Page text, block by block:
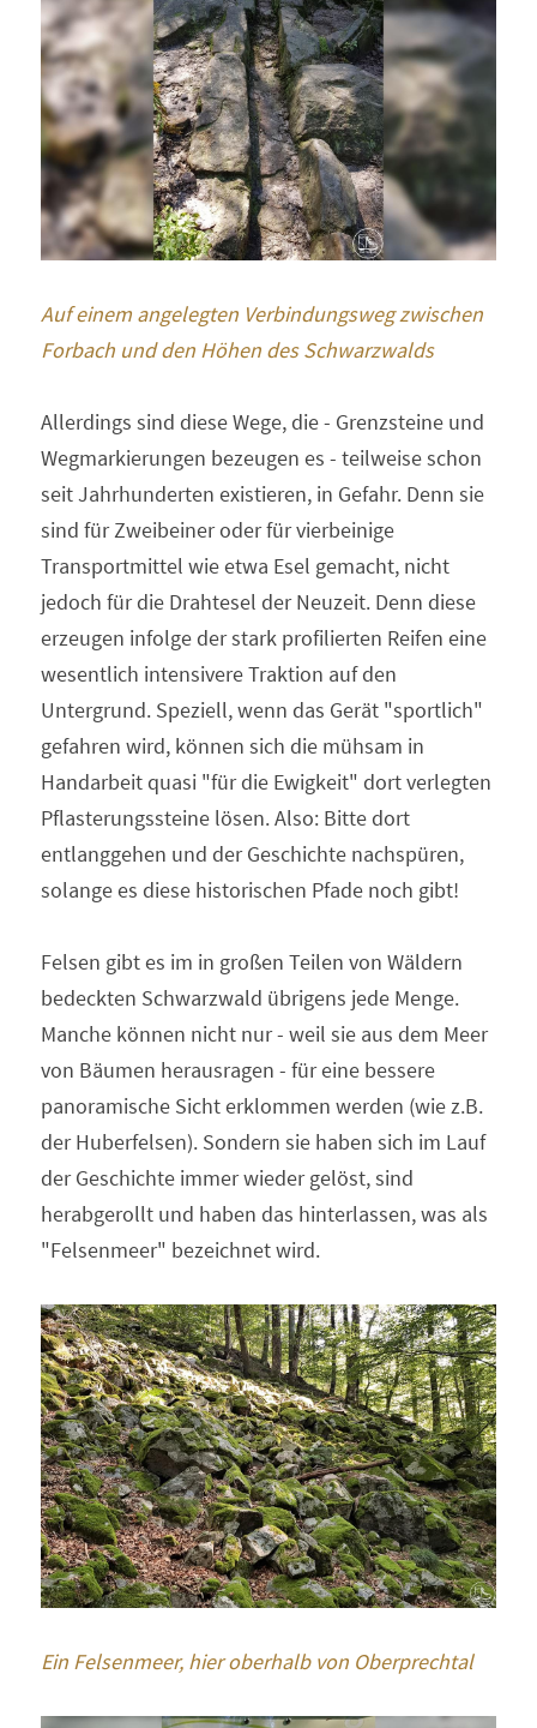
Auf einem angelegten Verbindungsweg zwischen
Forbach und den Höhen des Schwarzwalds
Allerdings sind diese Wege, die - Grenzsteine und
Wegmarkierungen bezeugen es - teilweise schon
seit Jahrhunderten existieren, in Gefahr. Denn sie
sind für Zweibeiner oder für vierbeinige
Transportmittel wie etwa Esel gemacht, nicht
jedoch für die Drahtesel der Neuzeit. Denn diese
erzeugen infolge der stark profilierten Reifen eine
wesentlich intensivere Traktion auf den
Untergrund. Speziell, wenn das Gerät "sportlich"
gefahren wird, können sich die mühsam in
Handarbeit quasi "für die Ewigkeit" dort verlegten
Pflasterungssteine lösen. Also: Bitte dort
entlanggehen und der Geschichte nachspüren,
solange es diese historischen Pfade noch gibt!
Felsen gibt es im in großen Teilen von Wäldern
bedeckten Schwarzwald übrigens jede Menge.
Manche können nicht nur - weil sie aus dem Meer
von Bäumen herausragen - für eine bessere
panoramische Sicht erklommen werden (wie z.B.
der Huberfelsen). Sondern sie haben sich im Lauf
der Geschichte immer wieder gelöst, sind
herabgerollt und haben das hinterlassen, was als
"Felsenmeer" bezeichnet wird.
Ein Felsenmeer, hier oberhalb von Oberprechtal